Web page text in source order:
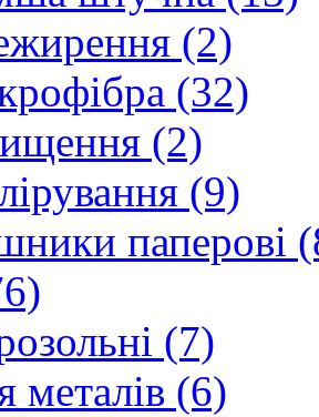
(2)
(32)
(2)
(9)
паперові
(7)
металів (6)